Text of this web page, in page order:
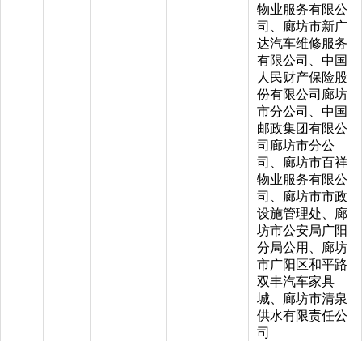
物业服务有限公
司、廊坊市新广
达汽车维修服务
有限公司、中国
人民财产保险股
份有限公司廊坊
市分公司、中国
邮政集团有限公
司廊坊市分公
司、廊坊市百祥
物业服务有限公
司、廊坊市市政
设施管理处、廊
坊市公安局广阳
分局公用、廊坊
市广阳区和平路
双丰汽车家具
城、廊坊市清泉
供水有限责任公
司